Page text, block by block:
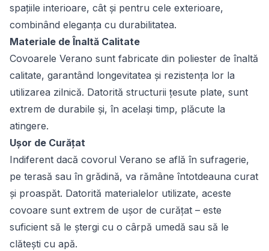
spațiile interioare, cât și pentru cele exterioare,
combinând eleganța cu durabilitatea.
Materiale de Înaltă Calitate
Covoarele Verano sunt fabricate din poliester de înaltă
calitate, garantând longevitatea și rezistența lor la
utilizarea zilnică. Datorită structurii țesute plate, sunt
extrem de durabile și, în același timp, plăcute la
atingere.
Ușor de Curățat
Indiferent dacă covorul Verano se află în sufragerie,
pe terasă sau în grădină, va rămâne întotdeauna curat
și proaspăt. Datorită materialelor utilizate, aceste
covoare sunt extrem de ușor de curățat – este
suficient să le ștergi cu o cârpă umedă sau să le
clătești cu apă.